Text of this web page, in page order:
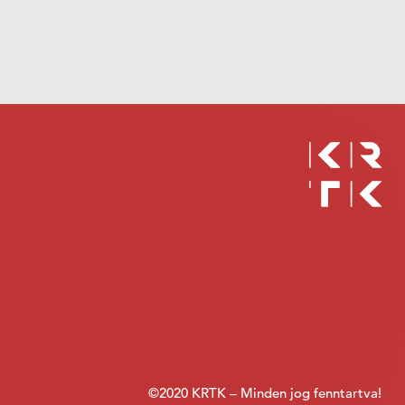
©2020 KRTK – Minden jog fenntartva!